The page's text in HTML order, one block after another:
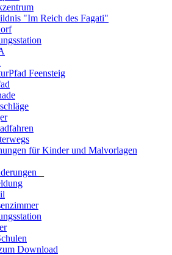
"Im Reich des Fagati"
Feensteig
für Kinder und Malvorlagen
Download